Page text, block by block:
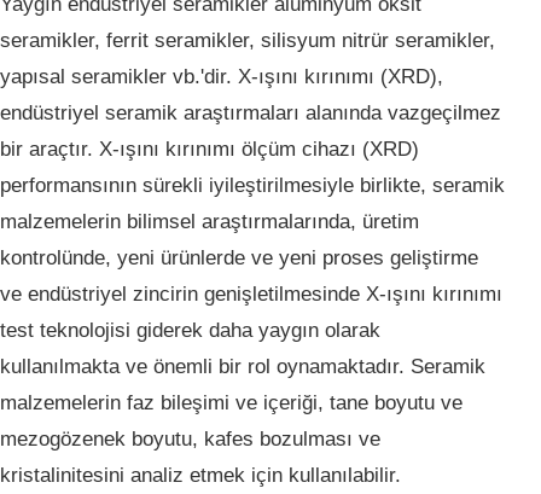
seramikler, ferrit seramikler, silisyum nitrür seramikler,
yapısal seramikler vb.'dir. X-ışını kırınımı (XRD),
endüstriyel seramik araştırmaları alanında vazgeçilmez
bir araçtır. X-ışını kırınımı ölçüm cihazı (XRD)
performansının sürekli iyileştirilmesiyle birlikte, seramik
malzemelerin bilimsel araştırmalarında, üretim
kontrolünde, yeni ürünlerde ve yeni proses geliştirme
ve endüstriyel zincirin genişletilmesinde X-ışını kırınımı
test teknolojisi giderek daha yaygın olarak
kullanılmakta ve önemli bir rol oynamaktadır. Seramik
malzemelerin faz bileşimi ve içeriği, tane boyutu ve
mezogözenek boyutu, kafes bozulması ve
kristalinitesini analiz etmek için kullanılabilir.